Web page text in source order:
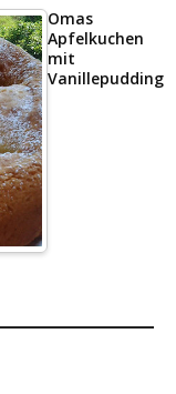
Omas
Apfelkuchen
mit
Vanillepudding